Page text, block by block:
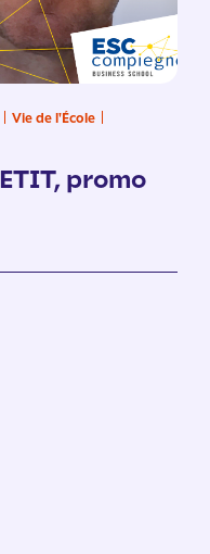
Vie de l'École
promo